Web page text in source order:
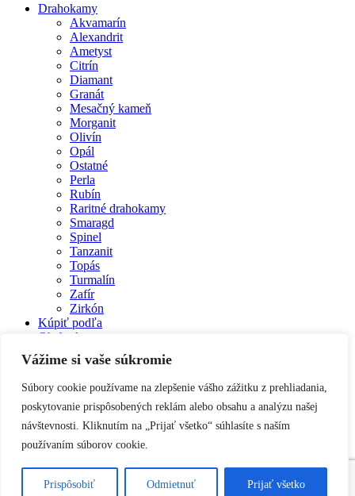
Vážime si vaše súkromie
Súbory cookie používame na zlepšenie vášho zážitku z prehliadania,
poskytovanie prispôsobených reklám alebo obsahu a analýzu našej
návštevnosti. Kliknutím na „Prijať všetko“ súhlasíte s naším
používaním súborov cookie.
Prispôsobiť Odmietnuť Prijať všetko
Close
Drahokamy
Akvamarín
Alexandrit
Ametyst
Citrín
Diamant
Granát
Mesačný kameň
Morganit
Olivín
Opál
Ostatné
Perla
Rubín
Raritné drahokamy
Smaragd
Spinel
Tanzanit
Topás
Turmalín
Zafír
Zirkón
Kúpiť podľa
Obchod
Galéria
O nás
facebook
pinterest
instagram